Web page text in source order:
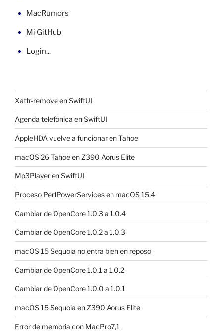
MacRumors
Mi GitHub
Login...
Xattr-remove en SwiftUI
Agenda telefónica en SwiftUI
AppleHDA vuelve a funcionar en Tahoe
macOS 26 Tahoe en Z390 Aorus Elite
Mp3Player en SwiftUI
Proceso PerfPowerServices en macOS 15.4
Cambiar de OpenCore 1.0.3 a 1.0.4
Cambiar de OpenCore 1.0.2 a 1.0.3
macOS 15 Sequoia no entra bien en reposo
Cambiar de OpenCore 1.0.1 a 1.0.2
Cambiar de OpenCore 1.0.0 a 1.0.1
macOS 15 Sequoia en Z390 Aorus Elite
Error de memoria con MacPro7,1